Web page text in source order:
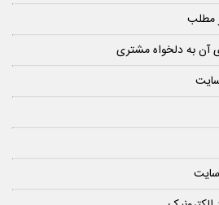
مطلب
آن به دلخواه مشتری